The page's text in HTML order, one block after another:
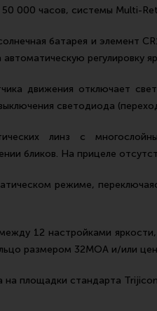
000 часов, системы Multi-
батарея и элемент
регулировку
движения отключает
светодиода
линз с
бликов. На прицеле
режиме,
12 настройками
размером 32MOA и/или
площадки стандарта